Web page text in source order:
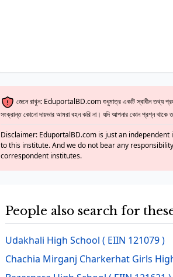
জেনে রাখুন: EduportalBD.com শুধুমাত্র একটি স্বাধীন তথ্য
সংক্রান্ত কোনো দায়ভার আমরা বহন করি না। যদি আপনার কোন প্রশ্ন থাকে
Disclaimer: EduportalBD.com is just an
to this institute. And we do not bear any
correspondent institutes.
People also search for
Udakhali High School ( EIIN 121079 )
Chachia Mirganj Charkerhat Girls